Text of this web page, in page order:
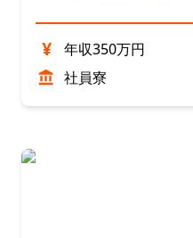
¥ 年収350万円
社員寮